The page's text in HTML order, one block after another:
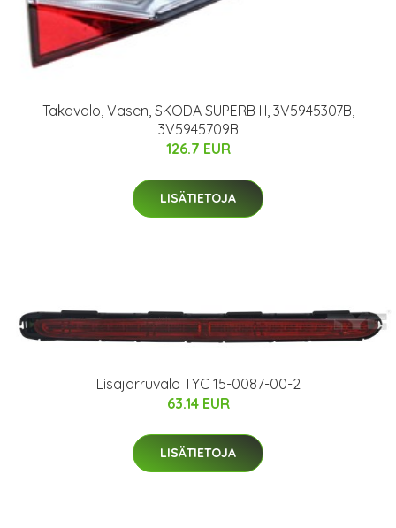
Takavalo, Vasen, SKODA SUPERB III, 3V5945307B,
3V5945709B
126.7 EUR
LISÄTIETOJA
Lisäjarruvalo TYC 15-0087-00-2
63.14 EUR
LISÄTIETOJA